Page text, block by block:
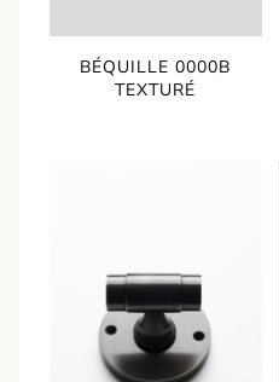
BÉQUILLE 0000B
TEXTURÉ